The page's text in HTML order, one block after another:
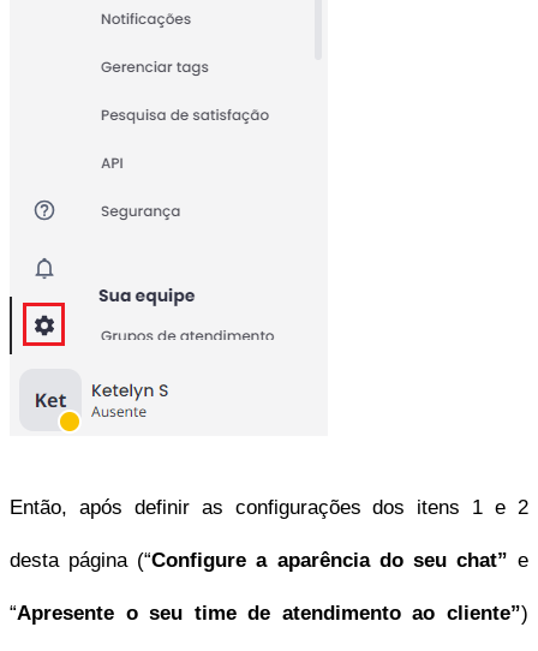
Então, após definir as configurações dos itens 1 e 2
desta página (“Configure a aparência do seu chat” e
“Apresente o seu time de atendimento ao cliente”)